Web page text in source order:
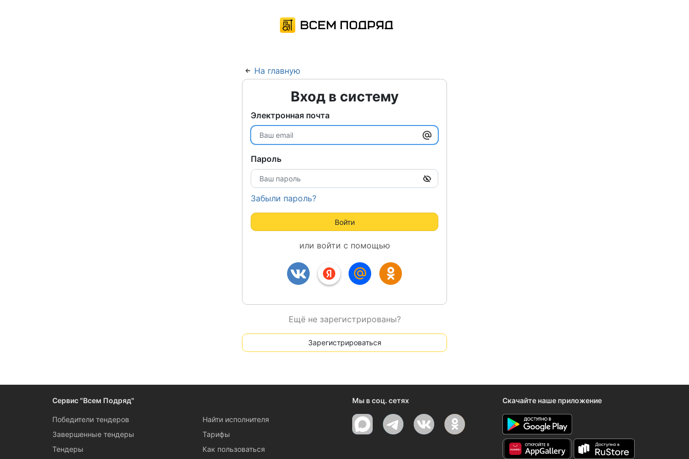
На главную
Вход в систему
Электронная почта
Пароль
Забыли пароль?
Войти
или войти с помощью
Ещё не зарегистрированы?
Зарегистрироваться
Сервис "Всем Подряд"
Победители тендеров
Завершенные тендеры
Тендеры
Найти исполнителя
Тарифы
Как пользоваться
Мы в соц. сетях Скачайте наше приложение